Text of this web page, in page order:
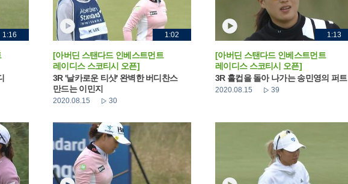
1:16 1:02
[아버딘 스탠다드 인베스트먼트
레이디스 스코티시 오픈]
3R '날카로운 티샷' 완벽한 버디찬스
만드는 이민지
2020.08.15 30
1:13
[아버딘 스탠다드 인베스트먼트
레이디스 스코티시 오픈]
3R 홀컵을 돌아 나가는 송민영의 퍼트
2020.08.15 39